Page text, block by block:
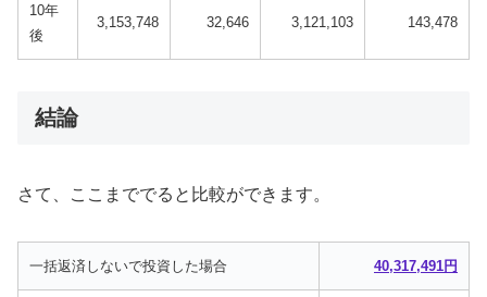
10年
後
3,153,748 32,646 3,121,103 143,478
結論
さて、ここまででると比較ができます。
一括返済しないで投資した場合 40,317,491円